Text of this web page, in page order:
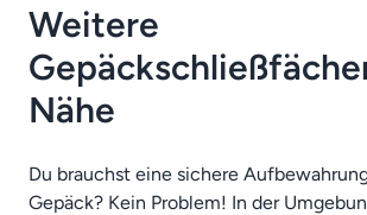
Weitere
Nähe
Du brauchst eine sichere
Gepäck? Kein Problem! In der